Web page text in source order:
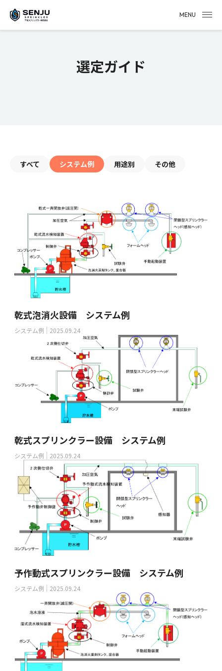
MENU
選定ガイド
すべて システム例 用途別 その他
乾式泡消火設備 システム例
システム例 2025.09.24
乾式スプリンクラー設備 システム例
システム例 2025.09.24
予作動式スプリンクラー設備 システム例
システム例 2025.09.24